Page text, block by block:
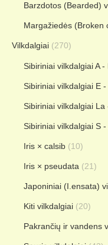
Barzdotos (Bearded)
Margažiedės (Broken
Vilkdalgiai (270)
Sibiriniai vilkdalgiai A -
Sibiriniai vilkdalgiai E -
Sibiriniai vilkdalgiai La
Sibiriniai vilkdalgiai S -
Iris × calsib (10)
Iris × pseudata (21)
Japoniniai (I.ensata)
Kiti vilkdalgiai (20)
Pakrančių ir vandens